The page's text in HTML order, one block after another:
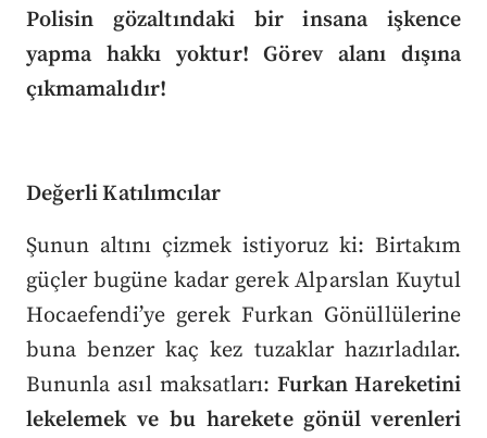
Polisin gözaltındaki bir insana işkence
yapma hakkı yoktur! Görev alanı dışına
çıkmamalıdır!
Değerli Katılımcılar
Şunun altını çizmek istiyoruz ki: Birtakım
güçler bugüne kadar gerek Alparslan Kuytul
Hocaefendi’ye gerek Furkan Gönüllülerine
buna benzer kaç kez tuzaklar hazırladılar.
Bununla asıl maksatları:Furkan Hareketini
lekelemek ve bu harekete gönül verenleri